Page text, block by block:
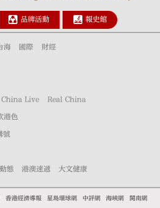
品牌活動 報史館
海 國際 財經
China Live Real China
港色
號
態 港澳速遞 大文健康
香港經濟導報 星島環球網 中評網 海峽網
閩南網